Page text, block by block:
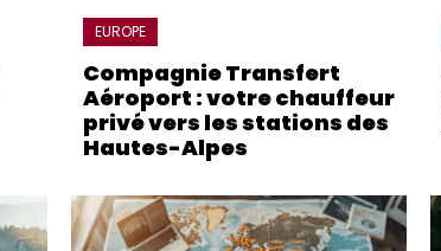
EUROPE
Compagnie Transfert
Aéroport : votre chauffeur
privé vers les stations des
Hautes-Alpes